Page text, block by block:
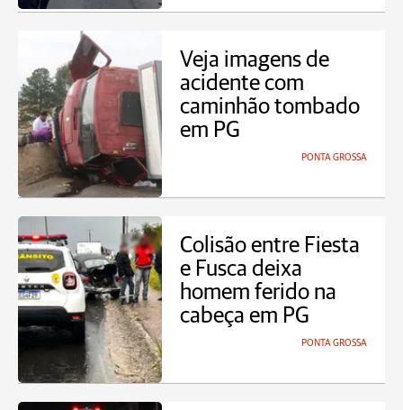
Veja imagens de
acidente com
caminhão tombado
em PG
PONTA GROSSA
Colisão entre Fiesta
e Fusca deixa
homem ferido na
cabeça em PG
PONTA GROSSA